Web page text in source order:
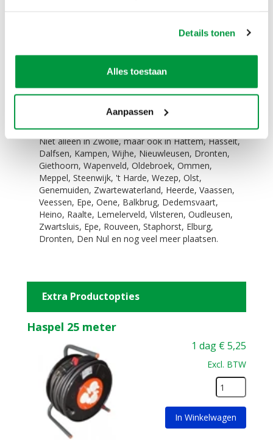
Details tonen
Alles toestaan
Aanpassen
De opblaasbare klussende man past (zonder lucht)
in elke auto. Zelfs in een Smart is dit geen
Zelf ophalen / bezorgen:
te halen. Het is ook mogelijk om dit product te
huren en tegen een meerprijs te laten bezorgen.
Niet alleen in Zwolle, maar ook in Hattem, Hasselt,
Dalfsen, Kampen, Wijhe, Nieuwleusen, Dronten,
Giethoorn, Wapenveld, Oldebroek, Ommen,
Meppel, Steenwijk, 't Harde, Wezep, Olst,
Genemuiden, Zwartewaterland, Heerde, Vaassen,
Veessen, Epe, Oene, Balkbrug, Dedemsvaart,
Heino, Raalte, Lemelerveld, Vilsteren, Oudleusen,
Zwartsluis, Epe, Rouveen, Staphorst, Elburg,
Dronten, Den Nul en nog veel meer plaatsen.
Extra Productopties
Haspel 25 meter
1 dag €5,25
Excl. BTW
In Winkelwagen